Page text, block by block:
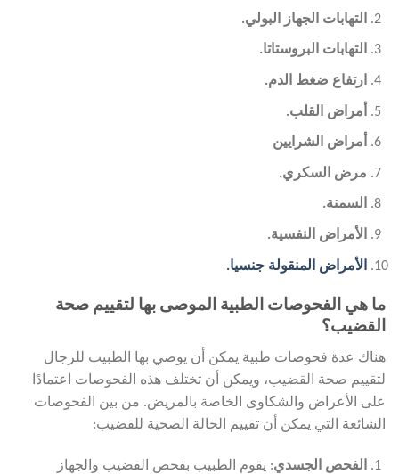
التهابات الجهاز البولي.
التهابات البروستاتا.
ارتفاع ضغط الدم.
أمراض القلب.
أمراض الشرايين
مرض السكري.
السمنة.
الأمراض النفسية.
الأمراض المنقولة جنسيا.
ما هي الفحوصات الطبية الموصى بها لتقييم صحة
القضيب؟
هناك عدة فحوصات طبية يمكن أن يوصي بها الطبيب للرجال
لتقييم صحة القضيب، ويمكن أن تختلف هذه الفحوصات اعتمادًا
على الأعراض والشكاوى الخاصة بالمريض. من بين الفحوصات
الشائعة التي يمكن أن تقييم الحالة الصحية للقضيب:
الفحص الجسدي: يقوم الطبيب بفحص القضيب والجهاز